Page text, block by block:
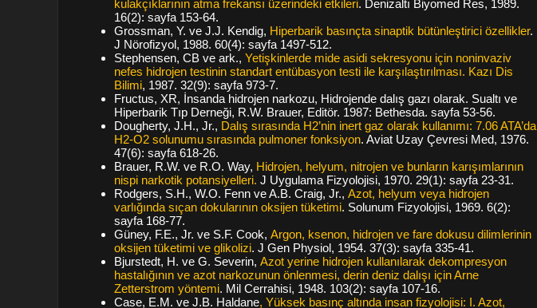
kulakçıklarının atma frekansı üzerindeki etkileri. Denizaltı Biyomed Res, 1989.
16(2): sayfa 153-64.
Grossman, Y. ve J.J. Kendig, Hiperbarik basınçta sinaptik bütünleştirici özellikler.
J Nörofizyol, 1988. 60(4): sayfa 1497-512.
Stephensen, CB ve ark., Yetişkinlerde mide asidi sekresyonu için noninvaziv
nefes hidrojen testinin standart entübasyon testi ile karşılaştırılması. Kazı Dis
Bilimi, 1987. 32(9): sayfa 973-7.
Fructus, XR, İnsanda hidrojen narkozu, Hidrojende dalış gazı olarak. Sualtı ve
Hiperbarik Tıp Derneği, R.W. Brauer, Editör. 1987: Bethesda. sayfa 53-56.
Dougherty, J.H., Jr., Dalış sırasında H2’nin inert gaz olarak kullanımı: 7.06 ATA’da
H2-O2 solunumu sırasında pulmoner fonksiyon. Aviat Uzay Çevresi Med, 1976.
47(6): sayfa 618-26.
Brauer, R.W. ve R.O. Way, Hidrojen, helyum, nitrojen ve bunların karışımlarının
nispi narkotik potansiyelleri. J Uygulama Fizyolojisi, 1970. 29(1): sayfa 23-31.
Rodgers, S.H., W.O. Fenn ve A.B. Craig, Jr., Azot, helyum veya hidrojen
varlığında sıçan dokularının oksijen tüketimi. Solunum Fizyolojisi, 1969. 6(2):
sayfa 168-77.
Güney, F.E., Jr. ve S.F. Cook, Argon, ksenon, hidrojen ve fare dokusu dilimlerinin
oksijen tüketimi ve glikolizi. J Gen Physiol, 1954. 37(3): sayfa 335-41.
Bjurstedt, H. ve G. Severin, Azot yerine hidrojen kullanılarak dekompresyon
hastalığının ve azot narkozunun önlenmesi, derin deniz dalışı için Arne
Zetterstrom yöntemi. Mil Cerrahisi, 1948. 103(2): sayfa 107-16.
Case, E.M. ve J.B. Haldane, Yüksek basınç altında insan fizyolojisi: I. Azot,